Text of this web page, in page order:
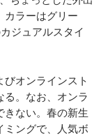
カラーはグリー
ジュアルスタイ
オンラインスト
る。なお、オンラ
きない。春の新生
ミングで、人気ボ